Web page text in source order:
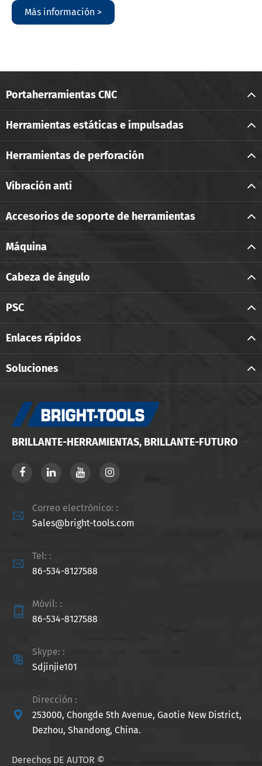
Más información >
Portaherramientas CNC
Herramientas estáticas e impulsadas
Herramientas de perforación
Vibración anti
Accesorios de soporte de herramientas
Máquina
Cabeza de ángulo
PSC
Enlaces rápidos
Soluciones
BRILLANTE-HERRAMIENTAS, BRILLANTE-FUTURO

Correo electrónico: :
Sales@bright-tools.com

Tel: :
86-534-8127588

Móvil: :
86-534-8127588

Skype: :
Sdjinjie101

Dirección :
253000, Chongde 5th Avenue, Gaotie New District,
Dezhou, Shandong, China.
Derechos DE AUTOR ©